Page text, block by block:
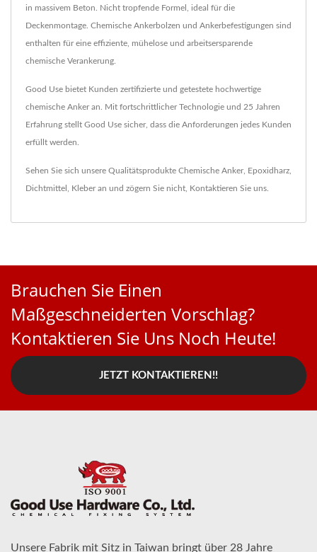
in massivem Beton. Nicht tropfende Formel, ideal für die
Deckenmontage. Chemische Ankerbolzen und Ankerbefestigungen sind
enthalten für eine effiziente, mühelose und arbeitsersparende
chemische Verankerung.
Good Use bietet Kunden zertifizierte und getestete hochwertige
chemische Anker an. Mit fortschrittlicher Technologie und 25 Jahren
Erfahrung stellt Good Use sicher, dass die Anforderungen jedes Kunden
erfüllt werden.
Sehen Sie sich unsere Qualitätsprodukte Chemische Anker, Epoxidharz
Dichtmittel Kleberan und zögern Sie nicht, Kontaktieren Sie uns
Brauchen Sie Einen
Maßgeschneiderten Vorschlag?
Kontaktieren Sie Uns Noch Heute!
JETZT KONTAKTIEREN!!
Unsere Fabrik mit Sitz in Taiwan bringt über 28 Jahre